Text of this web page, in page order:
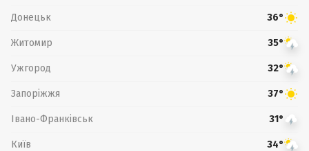
Донецьк 36°
Житомир 35°
Ужгород 32°
Запоріжжя 37°
Івано-Франківськ 31°
Київ 34°